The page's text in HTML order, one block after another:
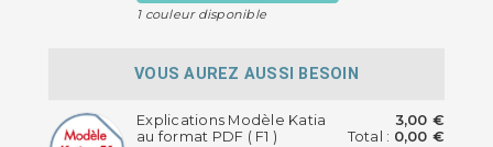
1 couleur disponible
VOUS AUREZ AUSSI BESOIN
Explications Modèle Katia
au format PDF ( F1 )
3,00 €
Total : 0,00 €